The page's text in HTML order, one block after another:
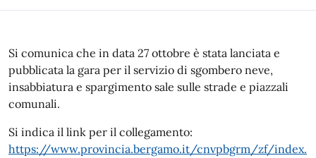
Si comunica che in data 27 ottobre è stata lanciata e
pubblicata la gara per il servizio di sgombero neve,
insabbiatura e spargimento sale sulle strade e piazzali
comunali.
Si indica il link per il collegamento:
https://www.provincia.bergamo.it/cnvpbgrm/zf/index.